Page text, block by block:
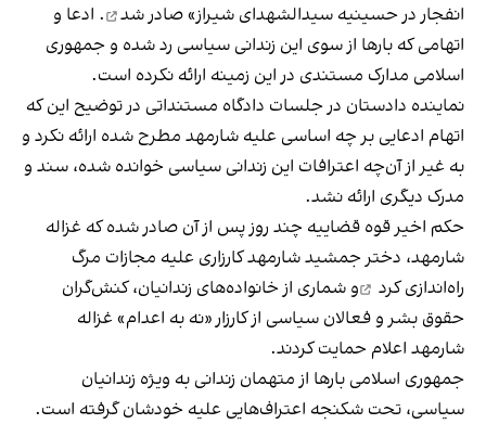
انفجار در حسینیه سیدالشهدای شیراز»صادر شد
. ادعا و
اتهامی که بارها از سوی این زندانی سیاسی رد شده و جمهوری
اسلامی مدارک مستندی در این زمینه ارائه نکرده است.
نماینده دادستان در جلسات دادگاه مستنداتی در توضیح این که
اتهام ادعایی بر چه اساسی علیه شارمهد مطرح شده ارائه نکرد و
به غیر از آن‌چه اعترافات این زندانی سیاسی خوانده شده، سند و
مدرک دیگری ارائه نشد.
حکم اخیر قوه قضاییه چند روز پس از آن صادر شده که غزاله
شارمهد، دختر جمشید شارمهدکارزاری علیه مجازات مرگ
راه‌اندازی کرد
و شماری از خانواده‌های زندانیان، کنش‌گران
حقوق بشر و فعالان سیاسی از کارزار «نه به اعدام» غزاله
شارمهد اعلام حمایت کردند.
جمهوری اسلامی بارها از متهمان زندانی به ویژه زندانیان
سیاسی، تحت شکنجه اعتراف‌هایی علیه خودشان گرفته است.